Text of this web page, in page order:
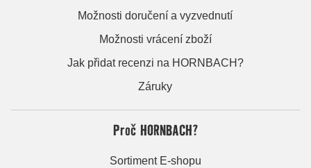
Možnosti doručení a vyzvednutí
Možnosti vrácení zboží
Jak přidat recenzi na HORNBACH?
Záruky
Proč HORNBACH?
Sortiment E-shopu